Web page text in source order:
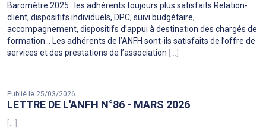
Baromètre 2025 : les adhérents toujours plus satisfaits Relation-
client, dispositifs individuels, DPC, suivi budgétaire,
accompagnement, dispositifs d’appui à destination des chargés de
formation… Les adhérents de l’ANFH sont-ils satisfaits de l’offre de
services et des prestations de l’association [...]
Publié le 25/03/2026
LETTRE DE L'ANFH N°86 - MARS 2026
[...]